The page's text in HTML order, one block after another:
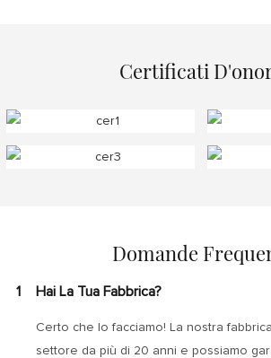
Certificati
Domande
1 Hai La Tua Fabbrica?
Certo che lo facciamo! La nostra
settore da più di 20 anni e possiamo